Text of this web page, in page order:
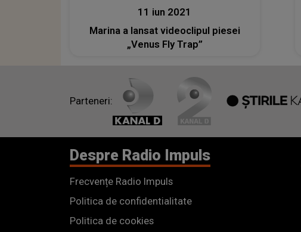
11 iun 2021
Marina a lansat videoclipul piesei
„Venus Fly Trap”
Parteneri:
Despre Radio Impuls
Frecvențe Radio Impuls
Politica de confidentialitate
Politica de cookies